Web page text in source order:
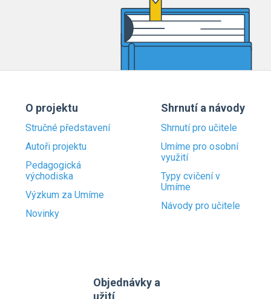
O projektu
Stručné představení
Autoři projektu
Pedagogická
východiska
Výzkum za Umíme
Novinky
Shrnutí a návody
Shrnutí pro učitele
Umíme pro osobní
využití
Typy cvičení v
Umíme
Návody pro učitele
Objednávky a
užití